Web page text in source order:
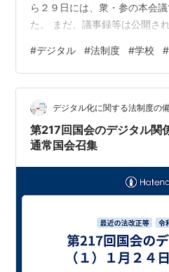
ら２９日には、衆・参の本会
た。 まだ、議事録等は公開さ
どが行われているようです。
りました。 www.sankei.com
校の個人情報に関するニュー
がありました。
学通知書に町の教育委員会が
忘れて通…
#デジタル #法制度 #学校 #
デジタル化に関する法制度の
第217回国会のデジタル関
通常国会召集